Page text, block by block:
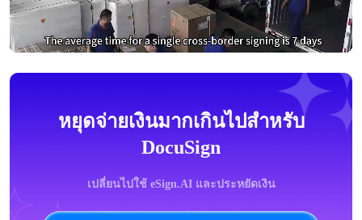
หยุดจ่ายเงินมากเกินไปสำหรับ
DocuSign
เปลี่ยนไปใช้ eSign.AI และประหยัดเงิน